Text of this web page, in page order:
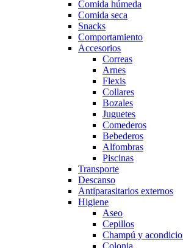
Comida húmeda
Comida seca
Snacks
Comportamiento
Accesorios
Correas
Arnes
Flexis
Collares
Bozales
Juguetes
Comederos
Bebederos
Alfombras
Piscinas
Transporte
Descanso
Antiparasitarios externos
Higiene
Aseo
Cepillos
Champú y
Colonia